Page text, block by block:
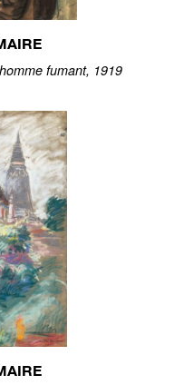
fumant, 1919